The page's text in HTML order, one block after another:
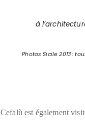
à
Photos Sicile 2013 :
Cefalù est également